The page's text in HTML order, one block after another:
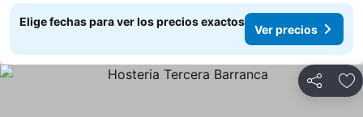
Elige fechas para ver los precios exactos
Ver precios
Compartir